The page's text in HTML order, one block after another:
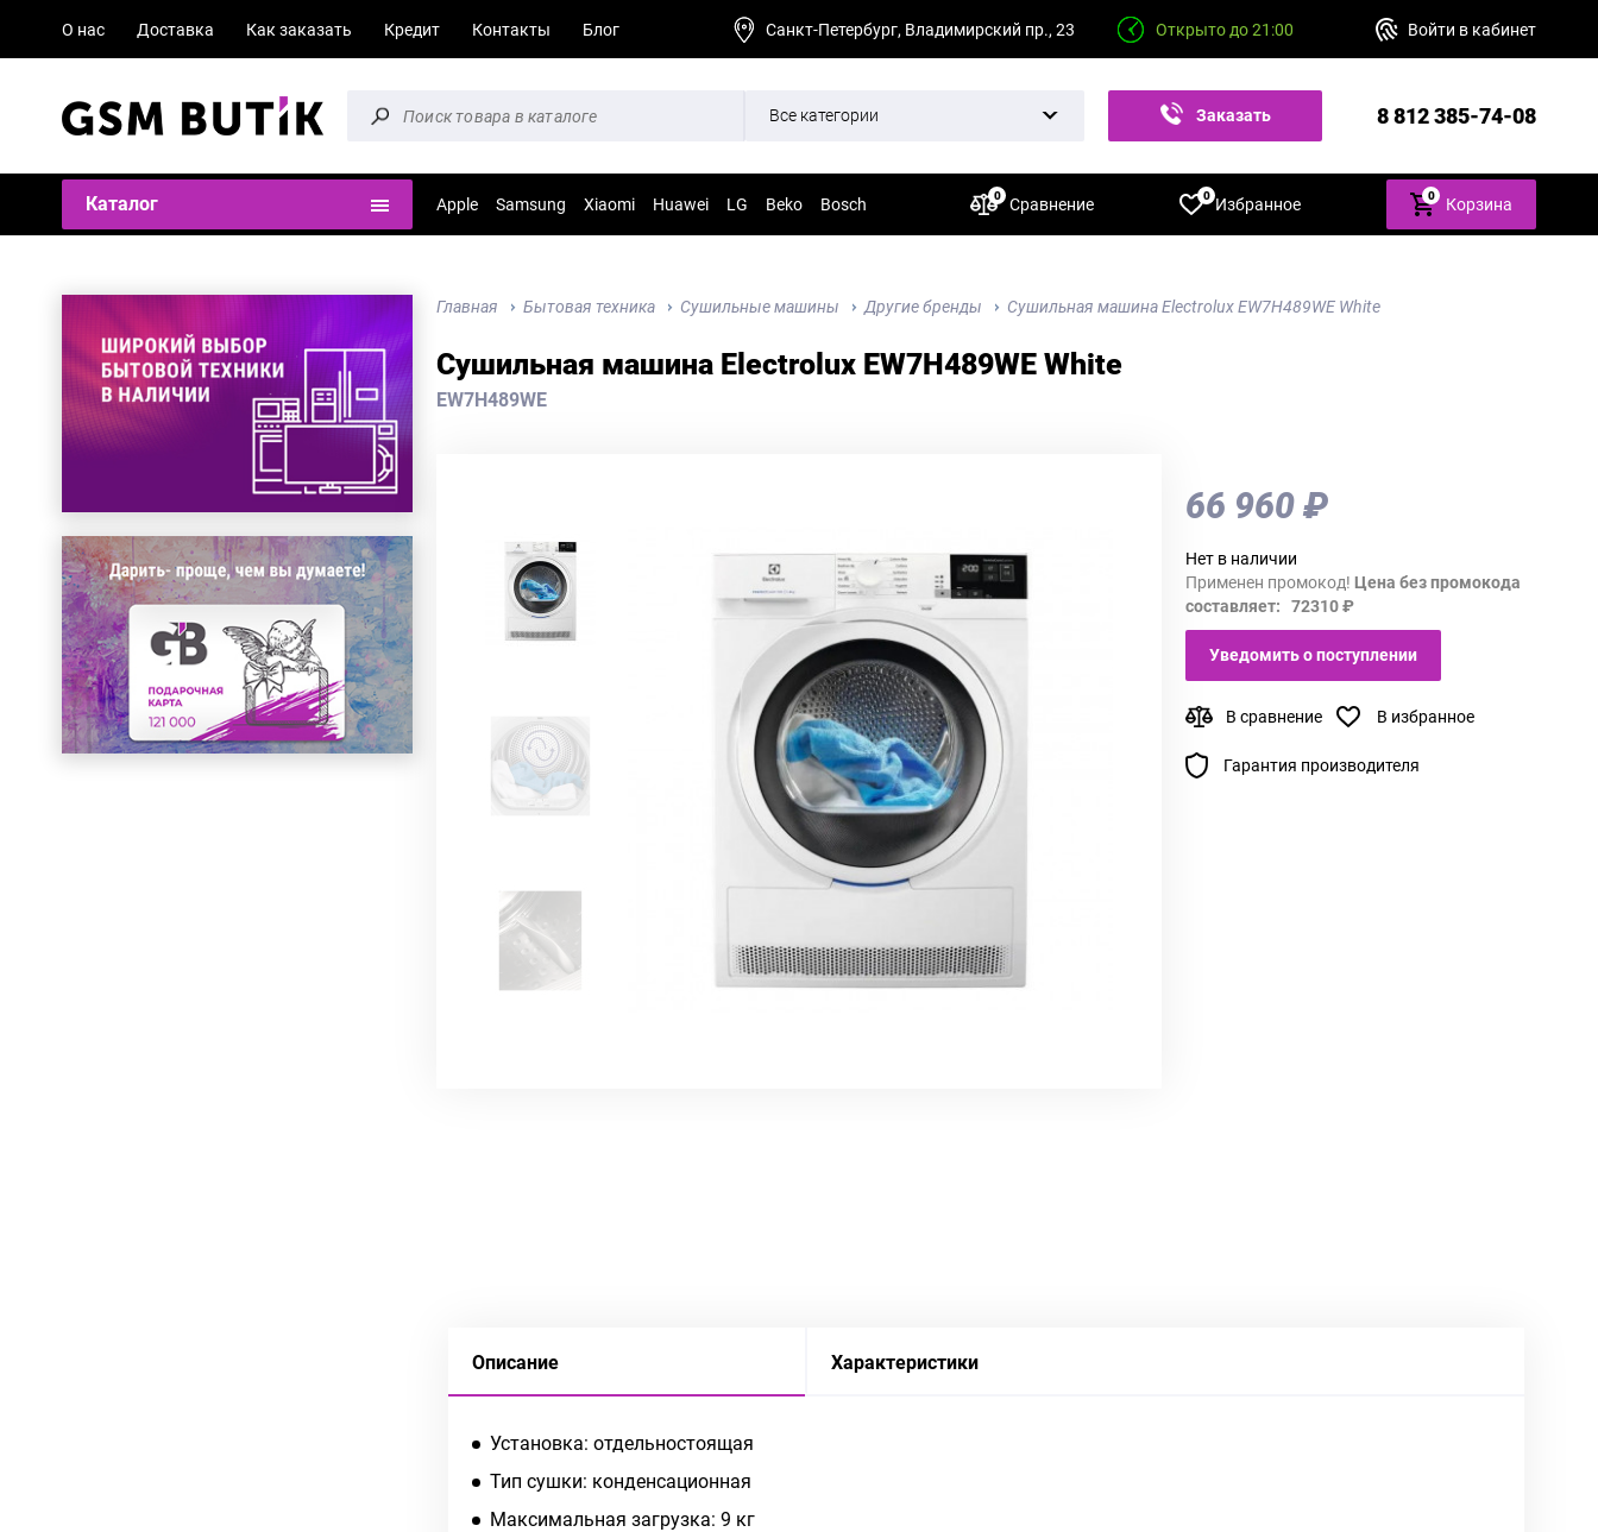
О нас Доставка Как заказать Кредит Контакты Блог Санкт-Петербург, Владимирский пр., 23 Открыто до 21:00 Войти в кабинет
Все категории Заказать 8 812 385-74-08
Каталог Apple Samsung Xiaomi Huawei LG Beko Bosch Сравнение
0 Избранное
0 0 Корзина
Главная Бытовая техника Сушильные машины Другие бренды Сушильная машина Electrolux EW7H489WE White
Сушильная машина Electrolux EW7H489WE White
EW7H489WE
66 960 ₽
Нет в наличии
Применен промокод! Цена без промокода
составляет: 72310 ₽
Уведомить о поступлении
В сравнение В избранное
Гарантия производителя
Описание Характеристики
Установка: отдельностоящая
Тип сушки: конденсационная
Максимальная загрузка: 9 кг